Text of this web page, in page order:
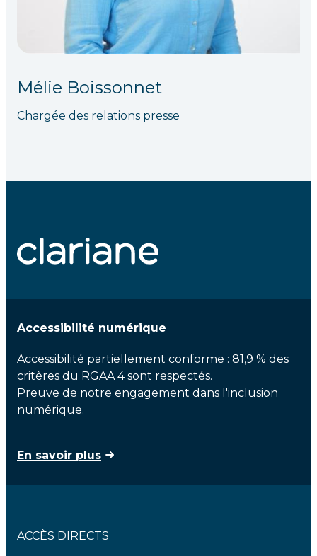
Mélie Boissonnet
Chargée des relations presse
Accessibilité numérique
Accessibilité partiellement conforme : 81,9 % des
critères du RGAA 4 sont respectés.
Preuve de notre engagement dans l'inclusion
numérique.
En savoir plus
ACCÈS DIRECTS